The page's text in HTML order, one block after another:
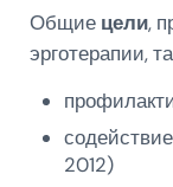
Общие цели,
эрготерапии,
2012)